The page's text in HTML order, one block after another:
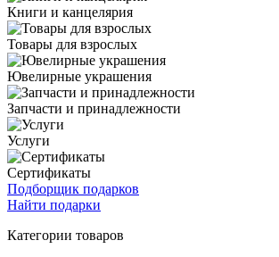
Книги и канцелярия
Товары для взрослых
Ювелирные украшения
Запчасти и принадлежности
Услуги
Сертификаты
Подборщик подарков
Найти подарки
Категории товаров